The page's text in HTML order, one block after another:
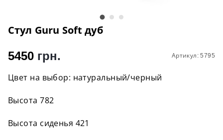
Стул Guru Soft дуб
Артикул: 5795
5450 грн.
Цвет на выбор: натуральный/черный
Высота 782
Высота сиденья 421